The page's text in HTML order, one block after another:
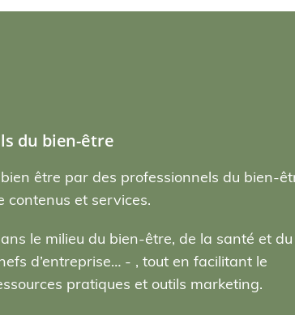
du bien-être
être par des professionnels du bien-
contenus et services.
le milieu du bien-être, de la santé et du
d’entreprise… - , tout en facilitant le
pratiques et outils marketing.